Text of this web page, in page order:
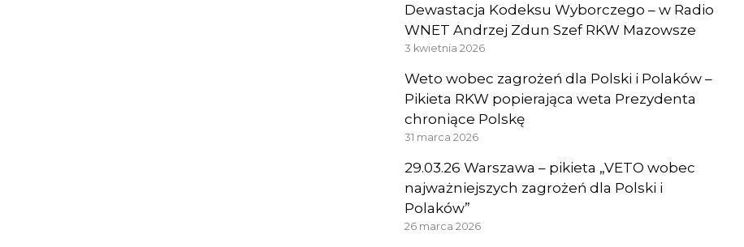
Dewastacja Kodeksu Wyborczego – w Radio
WNET Andrzej Zdun Szef RKW Mazowsze
3 kwietnia 2026
Weto wobec zagrożeń dla Polski i Polaków –
Pikieta RKW popierająca weta Prezydenta
chroniące Polskę
31 marca 2026
29.03.26 Warszawa – pikieta „VETO wobec
najważniejszych zagrożeń dla Polski i
Polaków”
26 marca 2026